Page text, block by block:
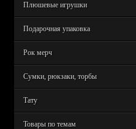
Плюшевые игрушки
Подарочная упаковка
Рок мерч
Сумки, рюкзаки, торбы
Тату
Товары по темам